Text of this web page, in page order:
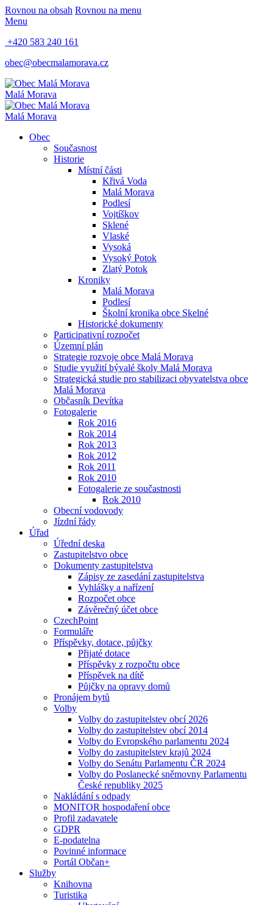
Rovnou na obsah Rovnou na menu
Menu
+420 583 240 161
obec@obecmalamorava.cz
Malá Morava
Malá Morava
Obec
Současnost
Historie
Místní části
Křivá Voda
Malá Morava
Podlesí
Vojtíškov
Sklené
Vlaské
Vysoká
Vysoký Potok
Zlatý Potok
Kroniky
Malá Morava
Podlesí
Školní kronika obce Skelné
Historické dokumenty
Participativní rozpočet
Územní plán
Strategie rozvoje obce Malá Morava
Studie využití bývalé školy Malá Morava
Strategická studie pro stabilizaci obyvatelstva obce
Malá Morava
Občasník Devítka
Fotogalerie
Rok 2016
Rok 2014
Rok 2013
Rok 2012
Rok 2011
Rok 2010
Fotogalerie ze součastnosti
Rok 2010
Obecní vodovody
Jízdní řády
Úřad
Úřední deska
Zastupitelstvo obce
Dokumenty zastupitelstva
Zápisy ze zasedání zastupitelstva
Vyhlášky a nařízení
Rozpočet obce
Závěrečný účet obce
CzechPoint
Formuláře
Příspěvky, dotace, půjčky
Přijaté dotace
Příspěvky z rozpočtu obce
Příspěvek na dítě
Půjčky na opravy domů
Pronájem bytů
Volby
Volby do zastupitelstev obcí 2026
Volby do zastupitelstev obcí 2014
Volby do Evropského parlamentu 2024
Volby do zastupitelstev krajů 2024
Volby do Senátu Parlamentu ČR 2024
Volby do Poslanecké sněmovny Parlamentu
České republiky 2025
Nakládání s odpady
MONITOR hospodaření obce
Profil zadavatele
GDPR
E-podatelna
Povinné informace
Portál Občan+
Služby
Knihovna
Turistika